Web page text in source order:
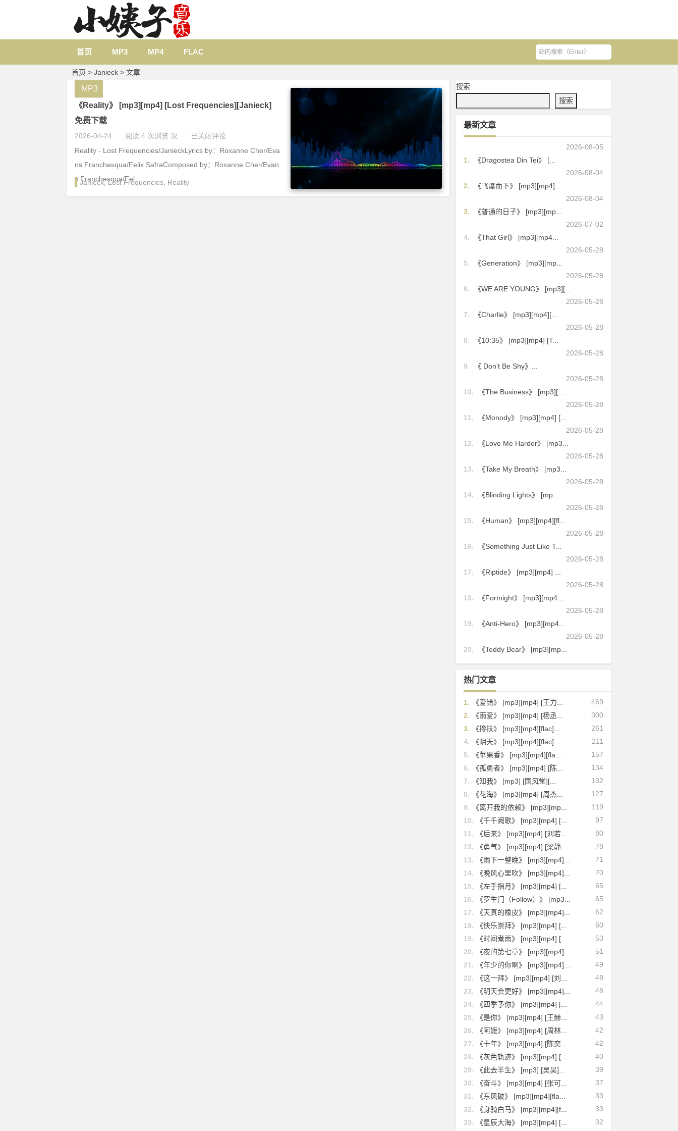
首页 MP3 MP4 FLAC
首页 > Janieck > 文章
《Reality》 [mp3][mp4] [Lost Frequencies][Janieck]
免费下载
2026-04-24 阅读 4 次浏览 次 已关闭评论
MP3
Reality - Lost Frequencies/JanieckLyrics by：Roxanne Cher/Eva
ns Franchesqua/Felix SafraComposed by：Roxanne Cher/Evan
s Franchesqua/Fel...
Janieck,Lost Frequencies Reality
搜索
搜索
最新文章
2026-08-05
1.
《Dragostea Din Tei》 [...
2026-08-04
2.
《飞瀑而下》 [mp3][mp4]...
2026-08-04
3.
《普通的日子》 [mp3][mp...
2026-07-02
4.
《That Girl》 [mp3][mp4...
2026-05-28
5.
《Generation》 [mp3][mp...
2026-05-28
6.
《WE ARE YOUNG》 [mp3][...
2026-05-28
7.
《Charlie》 [mp3][mp4][...
2026-05-28
8.
《10:35》 [mp3][mp4] [T...
2026-05-28
9.
《 Don’t Be Shy》...
2026-05-28
10.
《The Business》 [mp3][...
2026-05-28
11.
《Monody》 [mp3][mp4] [...
2026-05-28
12.
《Love Me Harder》 [mp3...
2026-05-28
13.
《Take My Breath》 [mp3...
2026-05-28
14.
《Blinding Lights》 [mp...
2026-05-28
15.
《Human》 [mp3][mp4][fl...
2026-05-28
16.
《Something Just Like T...
2026-05-28
17.
《Riptide》 [mp3][mp4] ...
2026-05-28
18.
《Fortnight》 [mp3][mp4...
2026-05-28
19.
《Anti-Hero》 [mp3][mp4...
2026-05-28
20.
《Teddy Bear》 [mp3][mp...
热门文章
469
1.
《爱错》 [mp3][mp4] [王力...
300
2.
《雨爱》 [mp3][mp4] [杨丞...
261
3.
《搀扶》 [mp3][mp4][flac]...
211
4.
《阴天》 [mp3][mp4][flac]...
157
5.
《苹果香》 [mp3][mp4][fla...
134
6.
《孤勇者》 [mp3][mp4] [陈...
132
7.
《知我》 [mp3] [国风堂][...
127
8.
《花海》 [mp3][mp4] [周杰...
119
9.
《离开我的依赖》 [mp3][mp...
97
10.
《千千阙歌》 [mp3][mp4] [...
80
11.
《后来》 [mp3][mp4] [刘若...
78
12.
《勇气》 [mp3][mp4] [梁静...
71
13.
《雨下一整晚》 [mp3][mp4]...
70
14.
《晚风心里吹》 [mp3][mp4]...
65
15.
《左手指月》 [mp3][mp4] [...
65
16.
《罗生门（Follow）》 [mp3...
62
17.
《天真的橡皮》 [mp3][mp4]...
60
18.
《快乐崇拜》 [mp3][mp4] [...
53
19.
《时间煮雨》 [mp3][mp4] [...
51
20.
《夜的第七章》 [mp3][mp4]...
49
21.
《年少的你啊》 [mp3][mp4]...
48
22.
《这一拜》 [mp3][mp4] [刘...
48
23.
《明天会更好》 [mp3][mp4]...
44
24.
《四季予你》 [mp3][mp4] [...
43
25.
《是你》 [mp3][mp4] [王赫...
42
26.
《阿嬷》 [mp3][mp4] [周林...
42
27.
《十年》 [mp3][mp4] [陈奕...
40
28.
《灰色轨迹》 [mp3][mp4] [...
39
29.
《此去半生》 [mp3] [吴昊]...
37
30.
《奋斗》 [mp3][mp4] [张可...
33
31.
《东风破》 [mp3][mp4][fla...
33
32.
《身骑白马》 [mp3][mp4][f...
32
33. 《星辰大海》 [mp3][mp4] [...